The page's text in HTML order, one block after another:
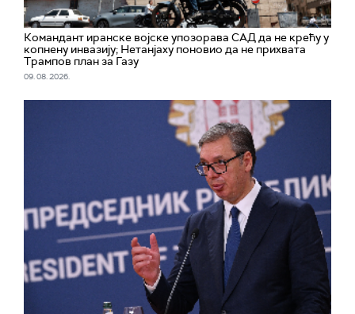
Командант иранске војске упозорава САД да не крећу у
копнену инвазију; Нетанјаху поновио да не прихвата
Трампов план за Газу
09. 08. 2026.